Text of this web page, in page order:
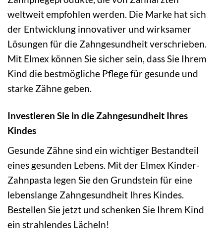
weltweit empfohlen werden. Die Marke hat sich
der Entwicklung innovativer und wirksamer
Lösungen für die Zahngesundheit verschrieben.
Mit Elmex können Sie sicher sein, dass Sie Ihrem
Kind die bestmögliche Pflege für gesunde und
starke Zähne geben.
Investieren Sie in die Zahngesundheit Ihres
Kindes
Gesunde Zähne sind ein wichtiger Bestandteil
eines gesunden Lebens. Mit der Elmex Kinder-
Zahnpasta legen Sie den Grundstein für eine
lebenslange Zahngesundheit Ihres Kindes.
Bestellen Sie jetzt und schenken Sie Ihrem Kind
ein strahlendes Lächeln!